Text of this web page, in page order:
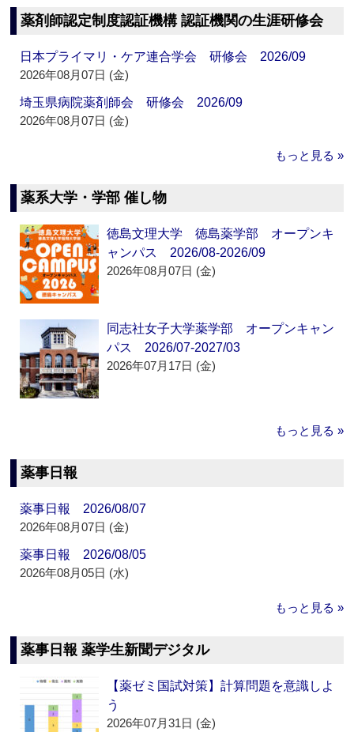
薬剤師認定制度認証機構 認証機関の生涯研修会
日本プライマリ・ケア連合学会 研修会 2026/09
2026年08月07日 (金)
埼玉県病院薬剤師会 研修会 2026/09
2026年08月07日 (金)
もっと見る »
薬系大学・学部 催し物
徳島文理大学 徳島薬学部 オープンキ
ャンパス 2026/08-2026/09
2026年08月07日 (金)
同志社女子大学薬学部 オープンキャン
パス 2026/07-2027/03
2026年07月17日 (金)
もっと見る »
薬事日報
薬事日報 2026/08/07
2026年08月07日 (金)
薬事日報 2026/08/05
2026年08月05日 (水)
もっと見る »
薬事日報 薬学生新聞デジタル
【薬ゼミ国試対策】計算問題を意識しよ
う
2026年07月31日 (金)